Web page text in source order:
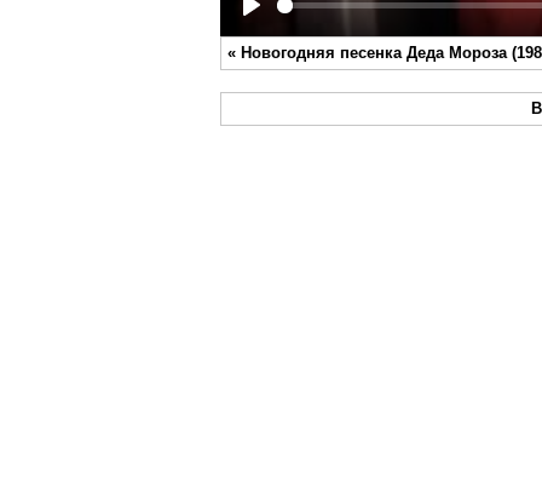
Play
« Новогодняя песенка Деда Мороза